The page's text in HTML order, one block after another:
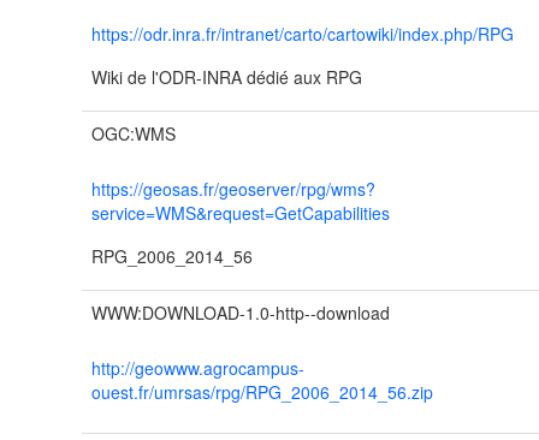
https://odr.inra.fr/intranet/carto/cartowiki/index.php/RPG
Wiki de l'ODR-INRA dédié aux RPG
OGC:WMS
https://geosas.fr/geoserver/rpg/wms?
service=WMS&request=GetCapabilities
RPG_2006_2014_56
WWW:DOWNLOAD-1.0-http--download
http://geowww.agrocampus-
ouest.fr/umrsas/rpg/RPG_2006_2014_56.zip